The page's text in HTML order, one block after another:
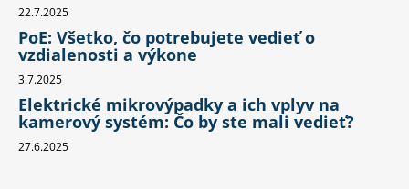
22.7.2025
PoE: Všetko, čo potrebujete vedieť o
vzdialenosti a výkone
3.7.2025
Elektrické mikrovýpadky a ich vplyv na
kamerový systém: Čo by ste mali vedieť?
27.6.2025